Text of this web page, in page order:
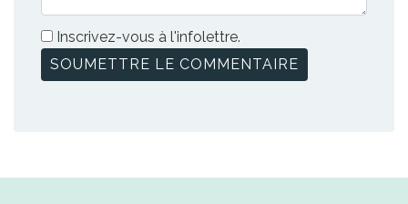
Inscrivez-vous à l'infolettre.